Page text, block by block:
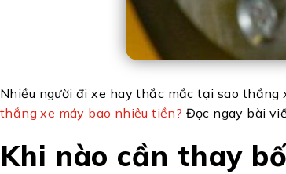
Nhiều người đi xe hay thắc mắc tại sao
thắng xe máy bao nhiêu tiền? Đọc ngay bài
Khi nào cần thay